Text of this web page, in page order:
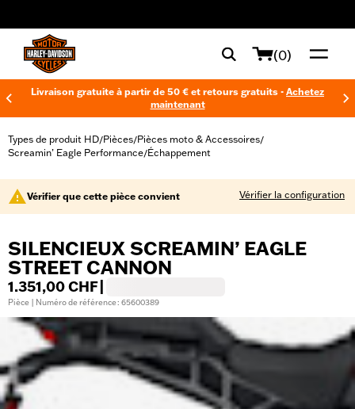
(0)
Livraison gratuite à partir de 50 € et retours gratuits - Achetez
maintenant
Types de produit HD/Pièces/Pièces moto & Accessoires/
Screamin’ Eagle Performance/Échappement
Vérifier que cette pièce convient Vérifier la configuration
SILENCIEUX SCREAMIN’ EAGLE
STREET CANNON
1.351,00 CHF
Pièce | Numéro de référence : 65600389